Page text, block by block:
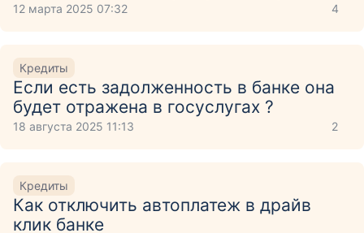
12 марта 2025 07:32 4
Кредиты
Если есть задолженность в банке она
будет отражена в госуслугах ?
18 августа 2025 11:13 2
Кредиты
Как отключить автоплатеж в драйв
клик банке